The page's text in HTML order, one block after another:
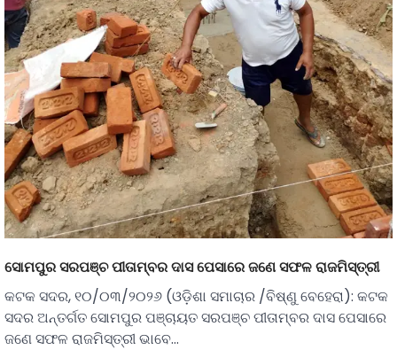
ସୋମପୁର ସରପଞ୍ଚ ପୀତାମ୍ବର ଦାସ ପେସାରେ ଜଣେ ସଫଳ ରାଜମିସ୍ତ୍ରୀ
କଟକ ସଦର, ୧୦/୦୩/୨୦୨୬ (ଓଡ଼ିଶା ସମାଚାର /ବିଷ୍ଣୁ ବେହେରା): କଟକ
ସଦର ଅନ୍ତର୍ଗତ ସୋମପୁର ପଞ୍ଚାୟତ ସରପଞ୍ଚ ପୀତାମ୍ବର ଦାସ ପେସାରେ
ଜଣେ ସଫଳ ରାଜମିସ୍ତ୍ରୀ ଭାବେ…